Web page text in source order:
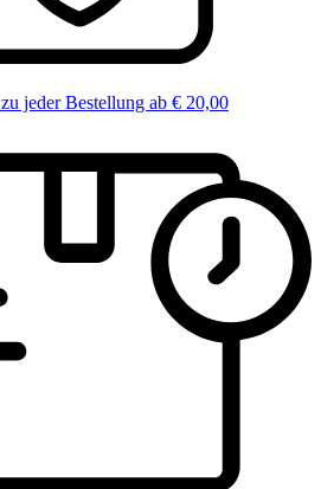
zu jeder Bestellung ab € 20,00